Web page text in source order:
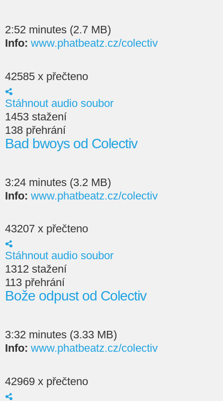
2:52 minutes (2.7 MB)
Info: www.phatbeatz.cz/colectiv
42585 x přečteno
Stáhnout audio soubor
1453 stažení
138 přehrání
Bad bwoys od Colectiv
3:24 minutes (3.2 MB)
Info: www.phatbeatz.cz/colectiv
43207 x přečteno
Stáhnout audio soubor
1312 stažení
113 přehrání
Bože odpust od Colectiv
3:32 minutes (3.33 MB)
Info: www.phatbeatz.cz/colectiv
42969 x přečteno